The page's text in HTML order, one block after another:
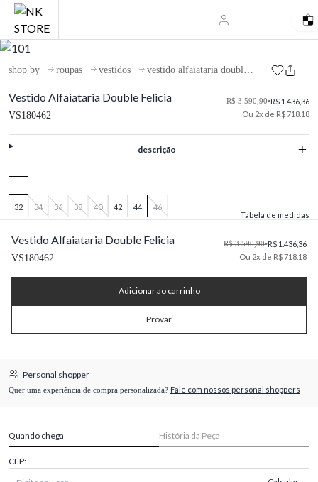
shop by roupas vestidos vestido alfaiataria double felicia
Vestido Alfaiataria Double Felicia
VS180462
R$ 3.590,90•R$ 1.436,36
Ou 2x de R$ 718.18
descrição
32 34 36 38 40 42 44
46
Tabela de medidas
Vestido Alfaiataria Double Felicia
VS180462
R$ 3.590,90•R$ 1.436,36
Ou 2x de R$ 718.18
Adicionar ao carrinho
Provar
Personal shopper
Quer uma experiência de compra personalizada? Fale com nossos personal shoppers
Quando chega História da Peça
CEP: